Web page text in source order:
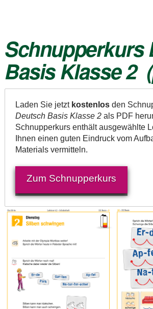
Schnupperkurs
Basis Klasse 2
Laden Sie jetzt kostenlosden
Deutsch Basis Klasse 2als PDF
Schnupperkurs enthält ausgewählte
Ihnen einen guten Eindruck vom
Materials vermitteln.
Zum Schnupperkurs